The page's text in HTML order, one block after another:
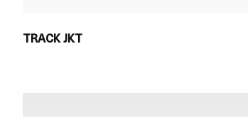
TRACK JKT